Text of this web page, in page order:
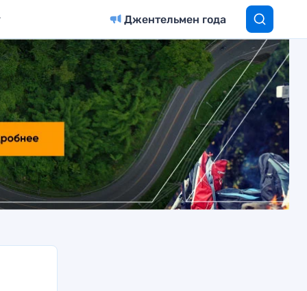
Джентельмен года